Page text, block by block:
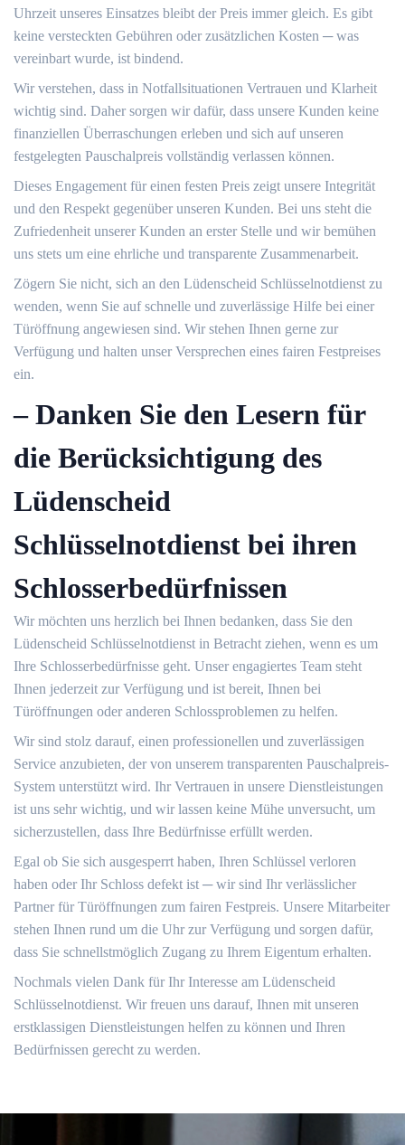
Uhrzeit unseres Einsatzes bleibt der Preis immer gleich.​ Es gibt
keine versteckten Gebühren oder zusätzlichen Kosten ─ was
vereinbart wurde, ist bindend.​
Wir verstehen, dass in Notfallsituationen Vertrauen und Klarheit
wichtig sind. Daher sorgen wir dafür, dass unsere Kunden keine
finanziellen Überraschungen erleben und sich auf unseren
festgelegten Pauschalpreis vollständig verlassen können.
Dieses Engagement für einen festen Preis zeigt unsere Integrität
und den Respekt gegenüber unseren Kunden.​ Bei uns steht die
Zufriedenheit unserer Kunden an erster Stelle und wir bemühen
uns stets um eine ehrliche und transparente Zusammenarbeit.
Zögern Sie nicht, sich an den Lüdenscheid Schlüsselnotdienst zu
wenden, wenn Sie auf schnelle und zuverlässige Hilfe bei einer
Türöffnung angewiesen sind.​ Wir stehen Ihnen gerne zur
Verfügung und halten unser Versprechen eines fairen Festpreises
ein.​
– Danken Sie den Lesern für
die Berücksichtigung des
Lüdenscheid
Schlüsselnotdienst bei ihren
Schlosserbedürfnissen
Wir möchten uns herzlich bei Ihnen bedanken, dass Sie den
Lüdenscheid Schlüsselnotdienst in Betracht ziehen, wenn es um
Ihre Schlosserbedürfnisse geht.​ Unser engagiertes Team steht
Ihnen jederzeit zur Verfügung und ist bereit, Ihnen bei
Türöffnungen oder anderen Schlossproblemen zu helfen.​
Wir sind stolz darauf, einen professionellen und zuverlässigen
Service anzubieten, der von unserem transparenten Pauschalpreis-
System unterstützt wird.​ Ihr Vertrauen in unsere Dienstleistungen
ist uns sehr wichtig, und wir lassen keine Mühe unversucht, um
sicherzustellen, dass Ihre Bedürfnisse erfüllt werden.​
Egal ob Sie sich ausgesperrt haben, Ihren Schlüssel verloren
haben oder Ihr Schloss defekt ist ─ wir sind Ihr verlässlicher
Partner für Türöffnungen zum fairen Festpreis. Unsere Mitarbeiter
stehen Ihnen rund um die Uhr zur Verfügung und sorgen dafür,
dass Sie schnellstmöglich Zugang zu Ihrem Eigentum erhalten.​
Nochmals vielen Dank für Ihr Interesse am Lüdenscheid
Schlüsselnotdienst.​ Wir freuen uns darauf, Ihnen mit unseren
erstklassigen Dienstleistungen helfen zu können und Ihren
Bedürfnissen gerecht zu werden.​